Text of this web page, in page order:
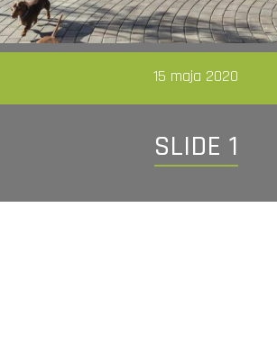
15 maja 2020
SLIDE 1